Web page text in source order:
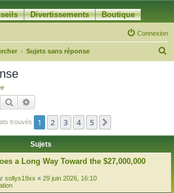
Divertissements Boutique
Connexion
Sujets sans réponse
c
Rechercher
trouvés 1 2 3 4 5
Sujets
a Long Way Toward the $27,000,000
sollys19xx « 29 juin 2026, 16:10